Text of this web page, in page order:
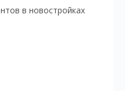
в новостройках